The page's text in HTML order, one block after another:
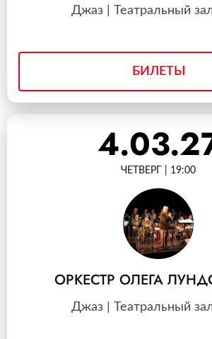
Джаз | Театральный
БИЛЕТЫ
ЧЕТВЕРГ | 19:00
ОРКЕСТР ОЛЕГА
Джаз | Театральный